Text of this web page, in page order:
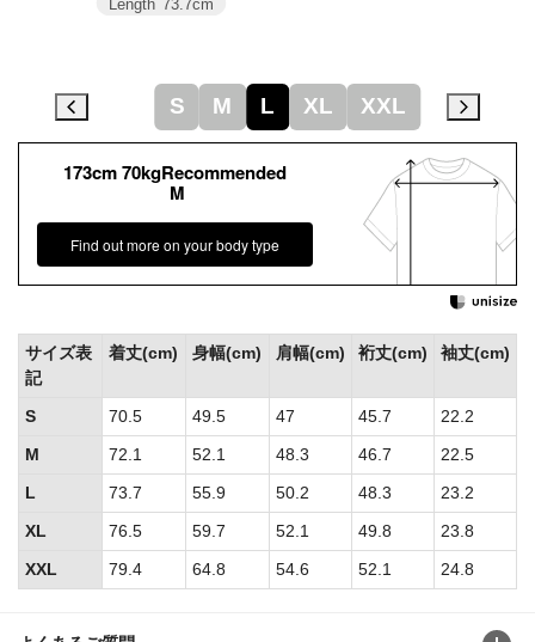
サイズ表
記
着丈(cm) 身幅(cm) 肩幅(cm) 裄丈(cm) 袖丈(cm)
S 70.5 49.5 47 45.7
22.2
M
72.1 52.1 48.3 46.7
22.5
L
73.7 55.9 50.2 48.3
23.2
XL
76.5 59.7 52.1 49.8
23.8
XXL
79.4 64.8 54.6 52.1 24.8
173cm 70kgRecommended
M
Find out more on your body type
Length 73.7cm
S M L XL XXL